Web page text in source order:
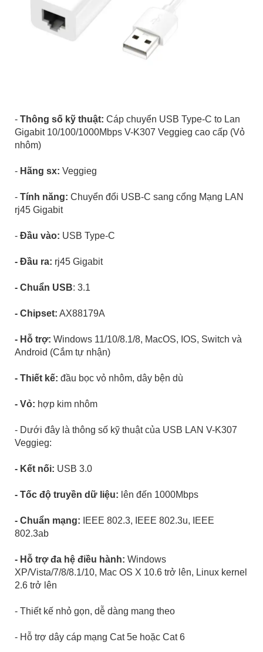
- Thông số kỹ thuật: Cáp chuyển USB Type-C to Lan
Gigabit 10/100/1000Mbps V-K307 Veggieg cao cấp (Vỏ
nhôm)
- Hãng sx: Veggieg
- Tính năng: Chuyển đổi USB-C sang cổng Mạng LAN
rj45 Gigabit
- Đầu vào: USB Type-C
- Đầu ra: rj45 Gigabit
- Chuẩn USB: 3.1
- Chipset: AX88179A
- Hỗ trợ: Windows 11/10/8.1/8, MacOS, IOS, Switch và
Android (Cắm tự nhận)
- Thiết kế: đầu bọc vỏ nhôm, dây bện dù
- Vỏ: hợp kim nhôm
- Dưới đây là thông số kỹ thuật của USB LAN V-K307
Veggieg:
- Kết nối: USB 3.0
- Tốc độ truyền dữ liệu: lên đến 1000Mbps
- Chuẩn mạng: IEEE 802.3, IEEE 802.3u, IEEE
802.3ab
- Hỗ trợ đa hệ điều hành: Windows
XP/Vista/7/8/8.1/10, Mac OS X 10.6 trở lên, Linux kernel
2.6 trở lên
- Thiết kế nhỏ gọn, dễ dàng mang theo
- Hỗ trợ dây cáp mạng Cat 5e hoặc Cat 6